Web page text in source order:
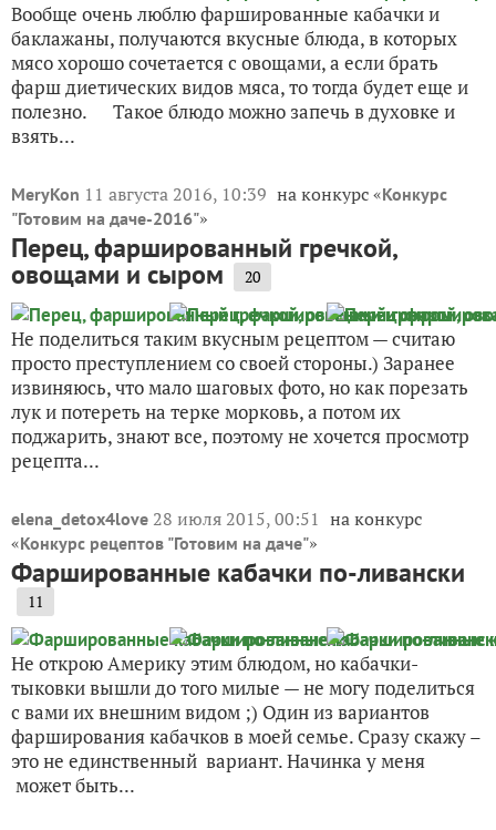
Вообще очень люблю фаршированные кабачки и
баклажаны, получаются вкусные блюда, в которых
мясо хорошо сочетается с овощами, а если брать
фарш диетических видов мяса, то тогда будет еще и
полезно. Такое блюдо можно запечь в духовке и
взять...
MeryKon 11 августа 2016, 10:39 на конкурс «Конкурс
"Готовим на даче-2016"»
Перец, фаршированный гречкой,
овощами и сыром 20
Не поделиться таким вкусным рецептом — считаю
просто преступлением со своей стороны.) Заранее
извиняюсь, что мало шаговых фото, но как порезать
лук и потереть на терке морковь, а потом их
поджарить, знают все, поэтому не хочется просмотр
рецепта...
elena_detox4love 28 июля 2015, 00:51 на конкурс
«Конкурс рецептов "Готовим на даче"»
Фаршированные кабачки по-ливански
11
Не открою Америку этим блюдом, но кабачки-
тыковки вышли до того милые — не могу поделиться
с вами их внешним видом ;) Один из вариантов
фарширования кабачков в моей семье. Сразу скажу –
это не единственный вариант. Начинка у меня
может быть...